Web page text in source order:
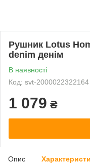
Рушник Lotus
denim денім
В наявності
Код: svt-2000022322164
1 079 ₴
Опис